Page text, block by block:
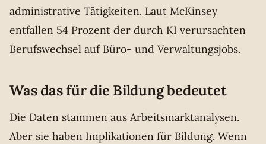
administrative Tätigkeiten. Laut McKinsey
entfallen 54 Prozent der durch KI verursachten
Berufswechsel auf Büro- und Verwaltungsjobs.
Was das für die Bildung bedeutet
Die Daten stammen aus Arbeitsmarktanalysen.
Aber sie haben Implikationen für Bildung. Wenn